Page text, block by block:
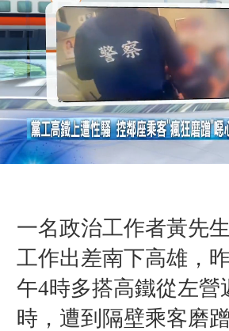
一名政治工作者黃先
工作出差南下高雄，
午4時多搭高鐵從左營
時，遭到隔壁乘客磨